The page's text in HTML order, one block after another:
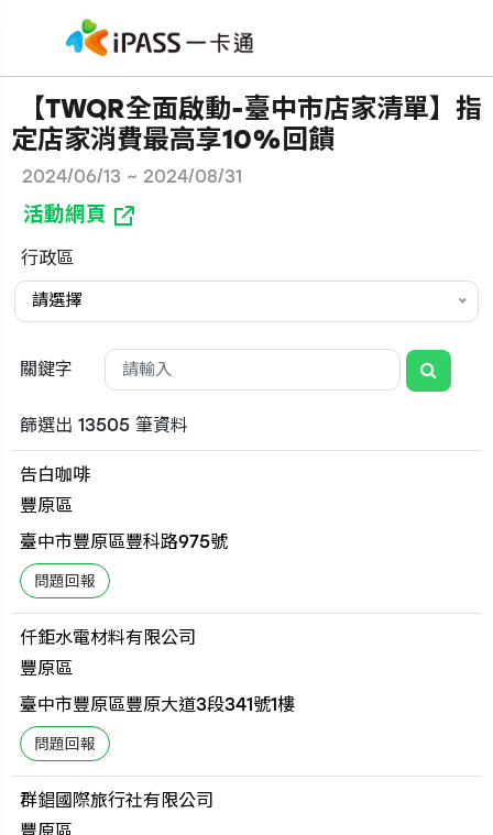
【TWQR全面啟動-臺中市店家清單】指
定店家消費最高享10%回饋
2024/06/13 ~ 2024/08/31
活動網頁
行政區
請選擇
關鍵字
篩選出 13505 筆資料
告白咖啡
豐原區
臺中市豐原區豐科路975號
仟鉅水電材料有限公司
豐原區
臺中市豐原區豐原大道3段341號1樓
群錩國際旅行社有限公司